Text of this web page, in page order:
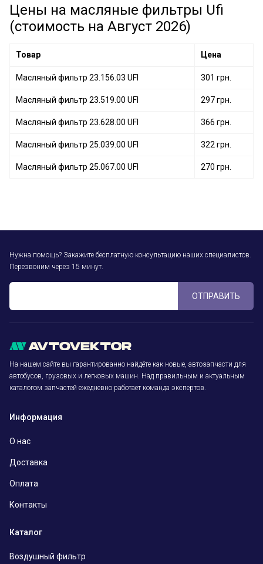
Масляный фильтр 23.436.00 UFI
Масляный фильтр 23.470.00 UFI
Масляный фильтр 25.251.00 UFI
Цены на масляные фильтры Ufi
(стоимость на Август 2026)
Товар Цена
Масляный фильтр 23.156.03 UFI 301 грн.
Масляный фильтр 23.519.00 UFI 297 грн.
Масляный фильтр 23.628.00 UFI 366 грн.
Масляный фильтр 25.039.00 UFI 322 грн.
Масляный фильтр 25.067.00 UFI 270 грн.
Нужна помощь? Закажите бесплатную консультацию наших специалистов.
Перезвоним через 15 минут.
ОТПРАВИТЬ
На нашем сайте вы гарантированно найдёте как новые, автозапчасти для
автобусов, грузовых и легковых машин. Над правильным и актуальным
каталогом запчастей ежедневно работает команда экспертов.
Информация
О нас
Доставка
Оплата
Контакты
Каталог
Воздушный фильтр